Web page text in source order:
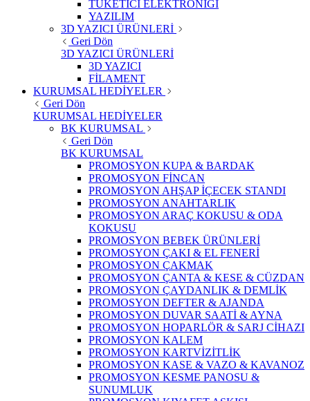
TÜKETİCİ ELEKTRONİĞİ
YAZILIM
3D YAZICI ÜRÜNLERİ
Geri Dön
3D YAZICI ÜRÜNLERİ
3D YAZICI
FİLAMENT
KURUMSAL HEDİYELER
Geri Dön
KURUMSAL HEDİYELER
BK KURUMSAL
Geri Dön
BK KURUMSAL
PROMOSYON KUPA & BARDAK
PROMOSYON FİNCAN
PROMOSYON AHŞAP İÇECEK STANDI
PROMOSYON ANAHTARLIK
PROMOSYON ARAÇ KOKUSU & ODA
KOKUSU
PROMOSYON BEBEK ÜRÜNLERİ
PROMOSYON ÇAKI & EL FENERİ
PROMOSYON ÇAKMAK
PROMOSYON ÇANTA & KESE & CÜZDAN
PROMOSYON ÇAYDANLIK & DEMLİK
PROMOSYON DEFTER & AJANDA
PROMOSYON DUVAR SAATİ & AYNA
PROMOSYON HOPARLÖR & SARJ CİHAZI
PROMOSYON KALEM
PROMOSYON KARTVİZİTLİK
PROMOSYON KASE & VAZO & KAVANOZ
PROMOSYON KESME PANOSU &
SUNUMLUK